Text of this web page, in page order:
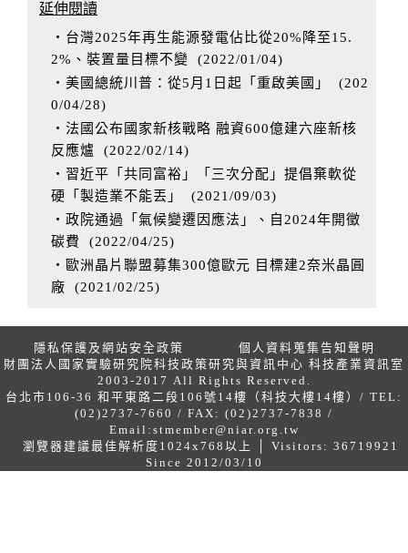
延伸閱讀
‧台灣2025年再生能源發電佔比從20%降至15.
2%、裝置量目標不變 (2022/01/04)
‧美國總統川普：從5月1日起「重啟美國」
(202
0/04/28)
‧法國公布國家新核戰略 融資600億建六座新核
反應爐
(2022/02/14)
‧習近平「共同富裕」「三次分配」提倡棄軟從
硬「製造業不能丟」
(2021/09/03)
‧政院通過「氣候變遷因應法」、自2024年開徵
碳費
(2022/04/25)
‧歐洲晶片聯盟募集300億歐元 目標建2奈米晶圓
廠 (2021/02/25)
隱私保護及網站安全政策
個人資料蒐集告知聲明
財團法人國家實驗研究院科技政策研究與資訊中心 科技產業資訊室
2003-2017 All Rights Reserved.
台北市106-36 和平東路二段106號14樓（科技大樓14樓）/ TEL:
(02)2737-7660 / FAX: (02)2737-7838 /
Email: stmember@niar.org.tw
瀏覽器建議最佳解析度1024x768以上 │ Visitors: 36719921
Since 2012/03/10